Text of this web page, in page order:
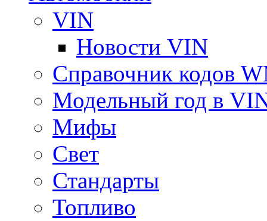
VIN
Новости VIN
Справочник кодов
Модельный год в
Мифы
Свет
Стандарты
Топливо